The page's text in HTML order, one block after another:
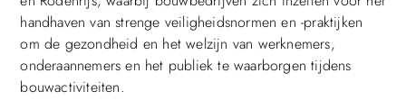
handhaven van strenge veiligheidsnormen en -praktijken
om de gezondheid en het welzijn van werknemers,
onderaannemers en het publiek te waarborgen tijdens
bouwactiviteiten.